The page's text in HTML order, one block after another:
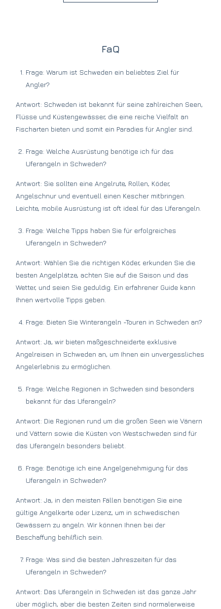
FaQ
Frage: Warum ist Schweden ein beliebtes Ziel für
Angler?
Antwort: Schweden ist bekannt für seine zahlreichen Seen,
Flüsse und Küstengewässer, die eine reiche Vielfalt an
Fischarten bieten und somit ein Paradies für Angler sind.
Frage: Welche Ausrüstung benötige ich für das
Uferangeln in Schweden?
Antwort: Sie sollten eine Angelrute, Rollen, Köder,
Angelschnur und eventuell einen Kescher mitbringen.
Leichte, mobile Ausrüstung ist oft ideal für das Uferangeln.
Frage: Welche Tipps haben Sie für erfolgreiches
Uferangeln in Schweden?
Antwort: Wählen Sie die richtigen Köder, erkunden Sie die
besten Angelplätze, achten Sie auf die Saison und das
Wetter, und seien Sie geduldig. Ein erfahrener Guide kann
Ihnen wertvolle Tipps geben.
Frage: Bieten Sie Winterangeln -Touren in Schweden an?
Antwort: Ja, wir bieten maßgeschneiderte exklusive
Angelreisen in Schweden an, um Ihnen ein unvergessliches
Angelerlebnis zu ermöglichen.
Frage: Welche Regionen in Schweden sind besonders
bekannt für das Uferangeln?
Antwort: Die Regionen rund um die großen Seen wie Vänern
und Vättern sowie die Küsten von Westschweden sind für
das Uferangeln besonders beliebt.
Frage: Benötige ich eine Angelgenehmigung für das
Uferangeln in Schweden?
Antwort: Ja, in den meisten Fällen benötigen Sie eine
gültige Angelkarte oder Lizenz, um in schwedischen
Gewässern zu angeln. Wir können Ihnen bei der
Beschaffung behilflich sein.
Frage: Was sind die besten Jahreszeiten für das
Uferangeln in Schweden?
Antwort: Das Uferangeln in Schweden ist das ganze Jahr
über möglich, aber die besten Zeiten sind normalerweise